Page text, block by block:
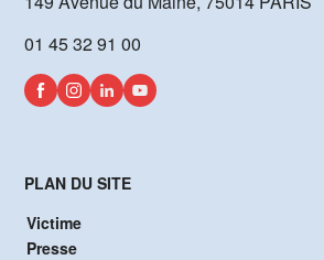
01 45 32 91 00
PLAN DU SITE
Victime
Presse